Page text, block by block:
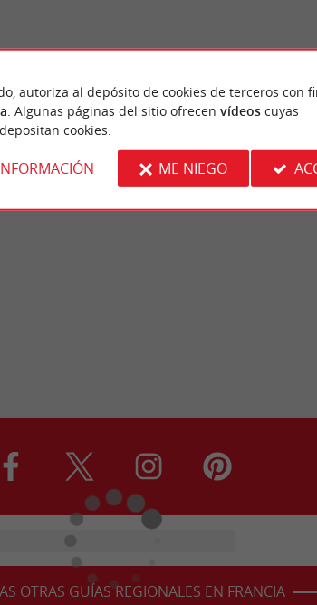
OTRAS GUÍAS REGIONALES EN FRANCIA
autoriza al depósito de cookies de terceros con
. Algunas páginas del sitio ofrecen vídeoscuyas
cookies.
ME NIEGO